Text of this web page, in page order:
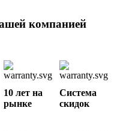
компанией
10 лет на
рынке
Cистема
скидок